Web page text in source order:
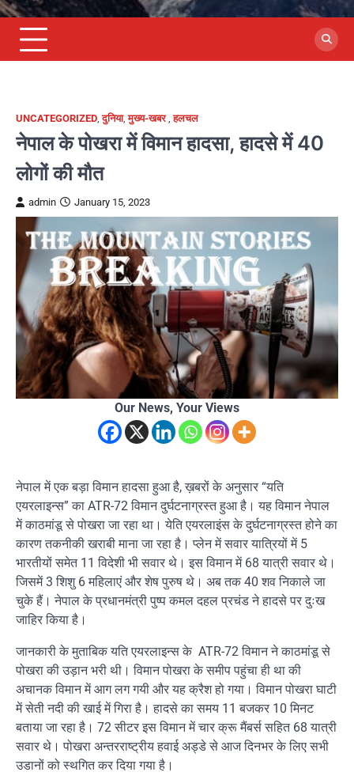
UNCATEGORIZED,दुनिया,मुख्य-खबर,हलचल
नेपाल के पोखरा में विमान हादसा, हादसे में 40
लोगों की मौत
admin January 15, 2023
Our News, Your Views
नेपाल में एक बड़ा विमान हादसा हुआ है, ख़बरों के अनुसार “यति
एयरलाइन्स” का ATR-72 विमान दुर्घटनाग्रस्त हुआ है। यह विमान नेपाल
में काठमांडू से पोखरा जा रहा था। येति एयरलाइंस के दुर्घटनाग्रस्त होने का
कारण तकनीकी खराबी माना जा रहा है। प्लेन में सवार यात्रियों में 5
भारतीयों समेत 11 विदेशी भी सवार थे। इस विमान में 68 यात्री सवार थे।
जिसमें 3 शिशु 6 महिलाएं और शेष पुरुष थे। अब तक 40 शव निकाले जा
चुके हैं। नेपाल के प्रधानमंत्री पुष्प कमल दहल प्रचंड ने हादसे पर दुःख
जाहिर किया है।
जानकारी के मुताबिक यति एयरलाइन्स के ATR-72 विमान ने काठमांडू से
पोखरा की उड़ान भरी थी। विमान पोखरा के समीप पहुंचा ही था की
अचानक विमान में आग लग गयी और यह क्रैश हो गया। विमान पोखरा घाटी
में सेती नदी की खाई में गिरा है। हादसे का समय 11 बजकर 10 मिनट
बताया जा रहा है। 72 सीटर इस विमान में चार क्रू मैंबर्स सहित 68 यात्री
सवार थे। पोखरा अन्तरराष्ट्रीय हवाई अड्डे से आज दिनभर के लिए सभी
उडानों को स्थगित कर दिया गया है।